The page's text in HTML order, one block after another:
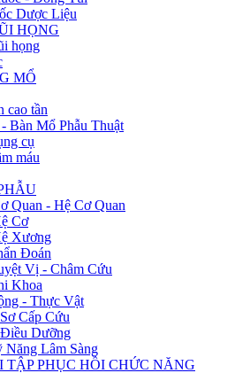
Dược Liệu
HỌNG
họng
MỔ
cao tần
Bàn Mổ Phẫu Thuật
cụ
máu
Quan - Hệ Cơ Quan
Cơ
Xương
Đoán
Vị - Châm Cứu
Khoa
- Thực Vật
Cấp Cứu
Dưỡng
Lâm Sàng
PHỤC HỒI CHỨC NĂNG